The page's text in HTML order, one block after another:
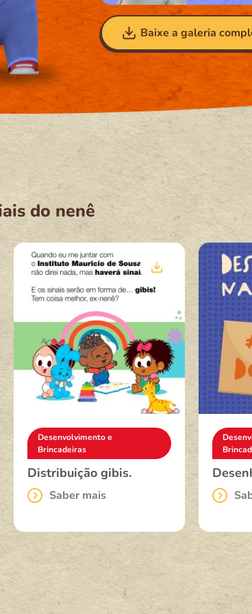
Baixe a galeria
do nenê
Desenvolvimento e
Brincadeiras
Distribuição gibis.
Saber mais